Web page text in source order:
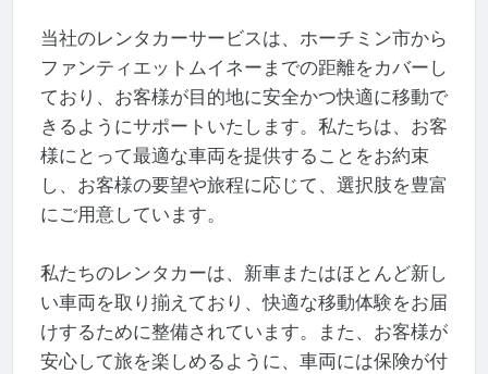
当社のレンタカーサービスは、ホーチミン市から
ファンティエットムイネーまでの距離をカバーし
ており、お客様が目的地に安全かつ快適に移動で
きるようにサポートいたします。私たちは、お客
様にとって最適な車両を提供することをお約束
し、お客様の要望や旅程に応じて、選択肢を豊富
にご用意しています。
私たちのレンタカーは、新車またはほとんど新し
い車両を取り揃えており、快適な移動体験をお届
けするために整備されています。また、お客様が
安心して旅を楽しめるように、車両には保険が付